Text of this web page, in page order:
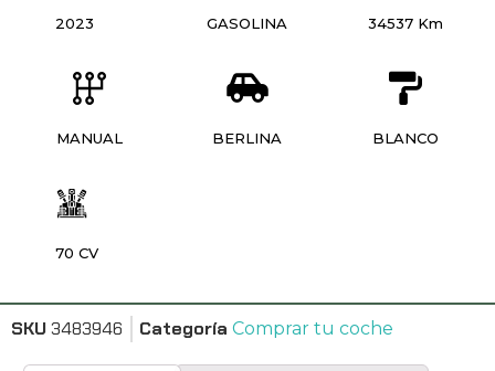
2023 GASOLINA 34537 Km
MANUAL BERLINA BLANCO
70 CV
SKU 3483946 Categoría Comprar tu coche